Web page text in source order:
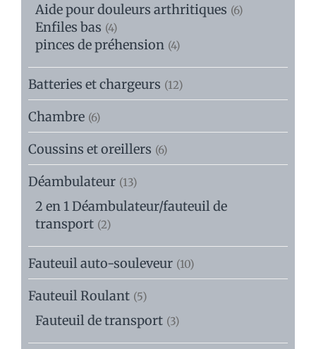
Aide pour douleurs arthritiques (6)
Enfiles bas (4)
pinces de préhension (4)
Batteries et chargeurs (12)
Chambre (6)
Coussins et oreillers (6)
Déambulateur (13)
2 en 1 Déambulateur/fauteuil de
transport (2)
Fauteuil auto-souleveur (10)
Fauteuil Roulant (5)
Fauteuil de transport (3)